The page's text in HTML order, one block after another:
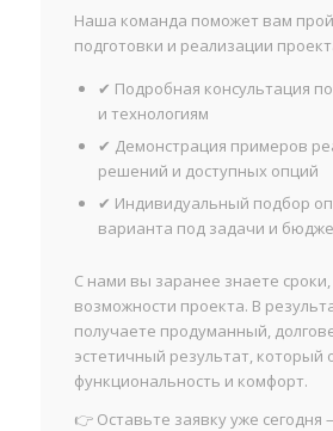
Наша команда поможет вам
подготовки и реализации
✔ Подробная консультация
и технологиям
✔ Демонстрация примеров
решений и доступных опций
✔ Индивидуальный подбор
варианта под задачи и
С нами вы заранее знаете сроки,
возможности проекта. В
получаете продуманный,
эстетичный результат, который
функциональность и комфорт.
👉 Оставьте заявку уже сегодня